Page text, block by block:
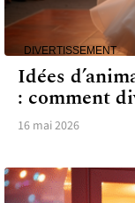
DIVERTISSEMENT
Idées
: comment
16 mai 2026